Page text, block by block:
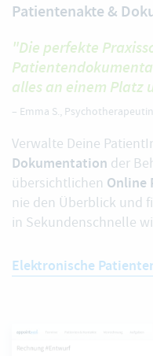
Patientenakte &
"Die perfekte
alles an einem Platz
– Emma S., Psychotherapeutin
Verwalte Deine
Dokumentation der
übersichtlichen Online
nie den Überblick und
in Sekundenschnelle
Elektronische